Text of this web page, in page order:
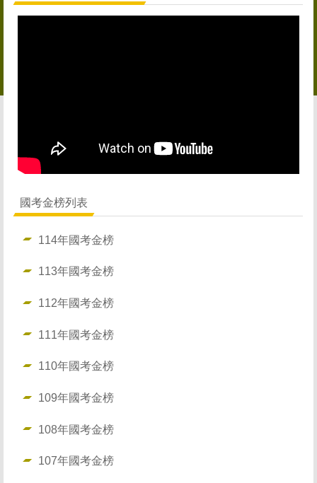
最新消息 News
修業規則 Curriculum
影音活動 Video
聯絡我們 Connection
國考金榜列表
114年國考金榜
113年國考金榜
112年國考金榜
111年國考金榜
110年國考金榜
109年國考金榜
108年國考金榜
107年國考金榜